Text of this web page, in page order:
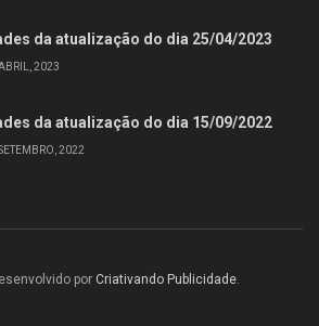
da atualização do dia 25/04/2023
2023
da atualização do dia 15/09/2022
2022
por Criativando Publicidade.